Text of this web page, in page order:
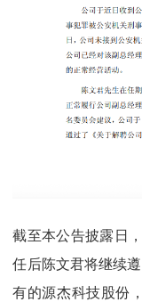
截至本公告披露日
任后陈文君将继续
有的源杰科技股份